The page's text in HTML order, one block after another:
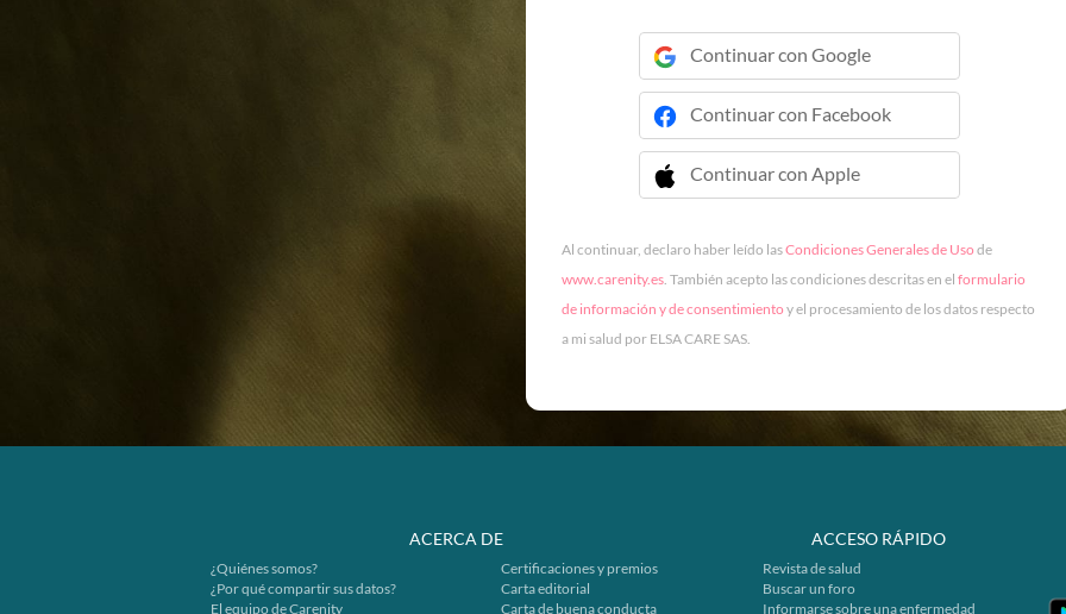
Continuar con Google
Continuar con Facebook
Continuar con Apple
 Continuar con Apple
Al continuar, declaro haber leído lasCondiciones Generales de Uso de
www.carenity.es. También acepto las condiciones descritas en el formulario
de información y de consentimiento y el procesamiento de los datos respecto
a mi salud por ELSA CARE SAS.
ACERCA DE
¿Quiénes somos?
¿Por qué compartir sus datos?
El equipo de Carenity
Certificaciones y premios
Carta editorial
Carta de buena conducta
ACCESO RÁPIDO
Revista de salud
Buscar un foro
Informarse sobre una enfermedad